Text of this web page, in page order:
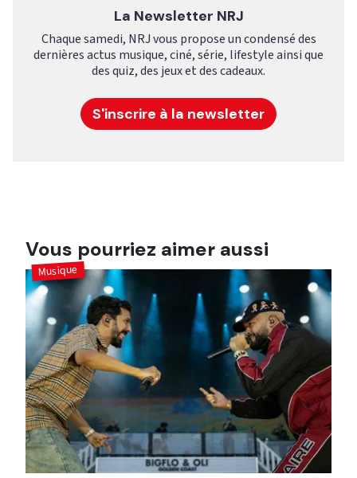
La Newsletter NRJ
Chaque samedi, NRJ vous propose un condensé des
dernières actus musique, ciné, série, lifestyle ainsi que
des quiz, des jeux et des cadeaux.
S'inscrire à la newsletter
Vous pourriez aimer aussi
Musique